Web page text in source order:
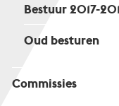
Bestuur 2017-
Oud besturen
Commissies